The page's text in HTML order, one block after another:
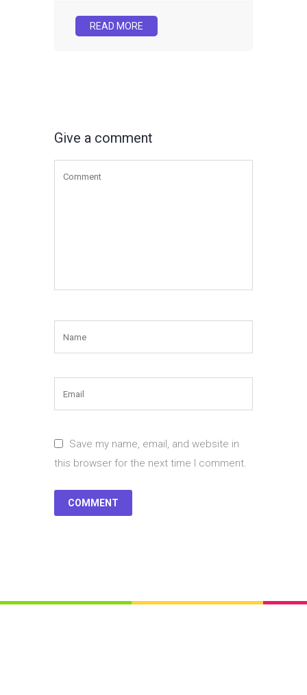
READ MORE
Give a comment
Save my name, email, and website in
this browser for the next time I comment.